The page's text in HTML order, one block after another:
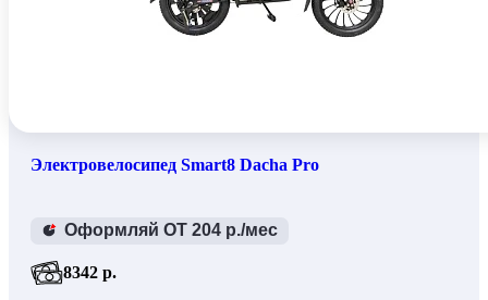
Электровелосипед Smart8 Dacha Pro
Оформляй ОТ 204 р./мес
8342 р.